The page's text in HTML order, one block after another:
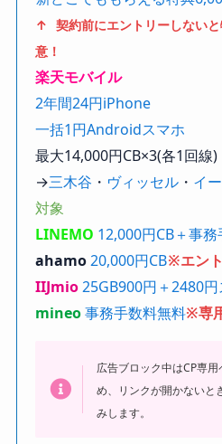
↑ 契約前にエントリーしない
意！
楽天モバイル
2年間24円iPhone
一括1円Androidスマホ
最大14,000円CB×3(各1回線)
→三木谷 ・ ヴィッセル・ イ
対象
LINEMO 12,000円CB＋事
ahamo20,000円CB※エン
IIJmio25GB900円＋2480円
mineo事務手数料無料※専
広告ブロック中はCP専
め、リンクが開かないと
みします。